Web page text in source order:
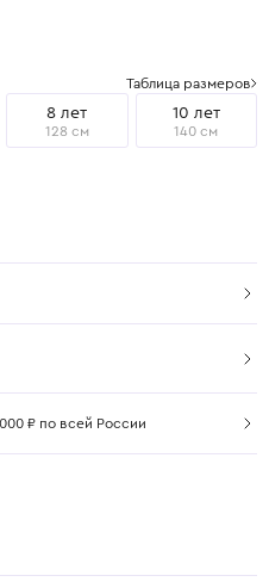
Таблица размеров
8 лет
128 см
10 лет
140 см
₽ по всей России